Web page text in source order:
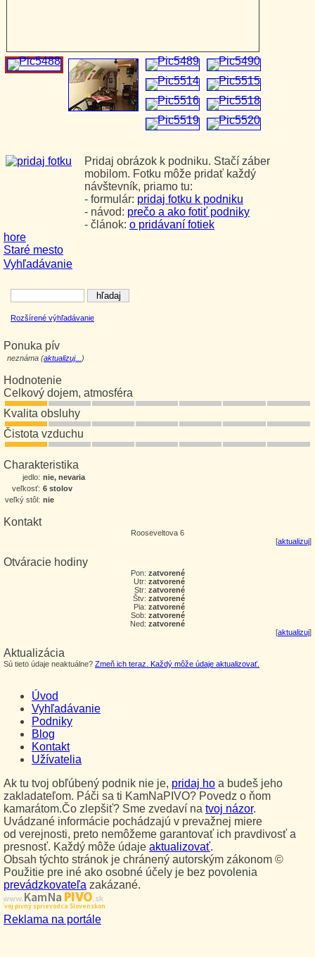
Vyhľadávanie
Rozšírené výhľadávanie
Ponuka pív
neznáma (aktualizuj... )
Hodnotenie
Celkový dojem, atmosféra
Kvalita obsluhy
Čistota vzduchu
Charakteristika
jedlo: nie, nevaria
veľkosť: 6 stolov
veľký stôl: nie
Kontakt
Rooseveltova 6
[aktualizuj]
Otváracie hodiny
Pon: zatvorené
Utr: zatvorené
Str: zatvorené
Štv: zatvorené
Pia: zatvorené
Sob: zatvorené
Ned: zatvorené
[aktualizuj]
Aktualizácia
Sú tieto údaje neaktuálne? Zmeň ich teraz. Každý môže údaje aktualizovať.
Pridaj obrázok k podniku. Stačí záber
mobilom. Fotku môže pridať každý
návštevník, priamo tu:
- formulár: pridaj fotku k podniku
- návod: prečo a ako fotiť podniky
- článok: o pridávaní fotiek
hore
Staré mesto
Úvod
Vyhľadávanie
Podniky
Blog
Kontakt
Užívatelia
Ak tu tvoj obľúbený podnik nie je, pridaj ho a budeš jeho
zakladateľom. Páči sa ti KamNaPIVO? Povedz o ňom
kamarátom.Čo zlepšiť? Sme zvedaví na tvoj názor.
Uvádzané informácie pochádzajú v prevažnej miere
od verejnosti, preto nemôžeme garantovať ich pravdivosť a
presnosť. Každý môže údaje aktualizovať.
Obsah týchto stránok je chránený autorským zákonom ©
Použitie pre iné ako osobné účely je bez povolenia
prevádzkovateľa zakázané.
www.Kam NaPIVO.sk
Tvoj pivný sprievodca Slovenskom
Reklama na portále